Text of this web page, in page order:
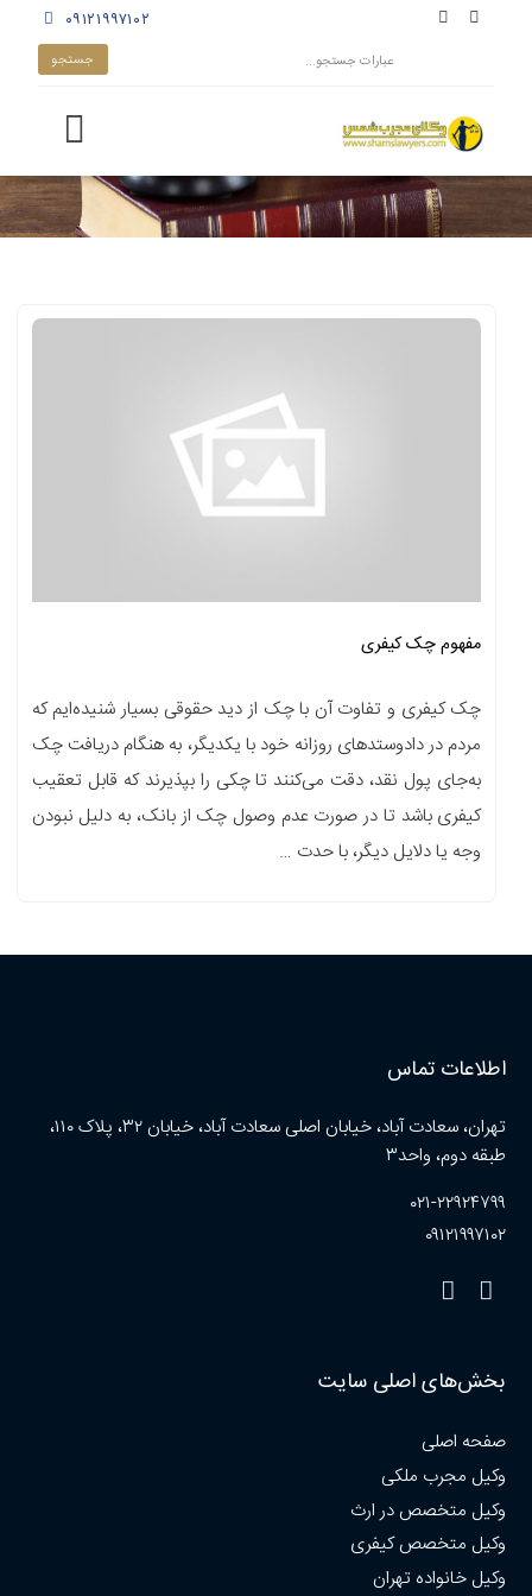
۰۹۱۲۱۹۹۷۱۰۲
مفهوم چک کیفری
چک کیفری و تفاوت آن با چک از دید حقوقی بسیار شنیده‌ایم که
مردم در دادوستدهای روزانه خود با یکدیگر، به هنگام دریافت چک
به‌جای پول نقد، دقت می‌کنند تا چکی را بپذیرند که قابل تعقیب
کیفری باشد تا در صورت عدم وصول چک از بانک، به‌ دلیل نبودن
وجه یا دلایل دیگر، با حدت …
اطلاعات تماس
تهران، سعادت آباد، خیابان اصلی سعادت آباد، خیابان ۳۲، پلاک ۱۱۰،
طبقه دوم، واحد۳
۰۲۱-۲۲۹۲۴۷۹۹
۰۹۱۲۱۹۹۷۱۰۲
بخش‌های اصلی سایت
صفحه اصلی
وکیل مجرب ملکی
وکیل متخصص در ارث
وکیل متخصص کیفری
وکیل خانواده تهران